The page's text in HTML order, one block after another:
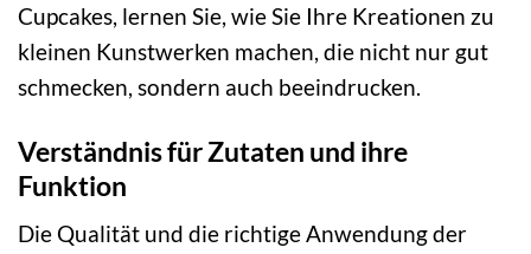
Cupcakes, lernen Sie, wie Sie Ihre Kreationen zu
kleinen Kunstwerken machen, die nicht nur gut
schmecken, sondern auch beeindrucken.
Verständnis für Zutaten und ihre
Funktion
Die Qualität und die richtige Anwendung der